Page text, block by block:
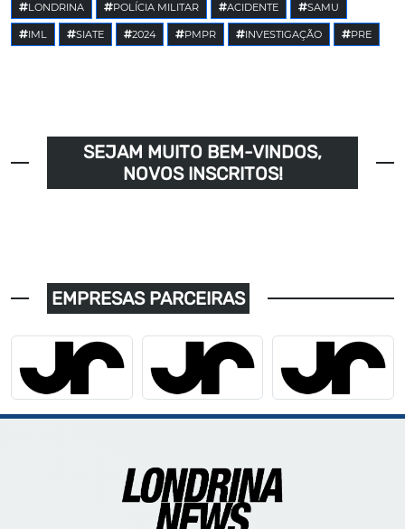
LONDRINA POLÍCIA MILITAR ACIDENTE SAMU
IML SIATE 2024 PMPR INVESTIGAÇÃO PRE
SEJAM MUITO BEM-VINDOS,
NOVOS INSCRITOS!
EMPRESAS PARCEIRAS